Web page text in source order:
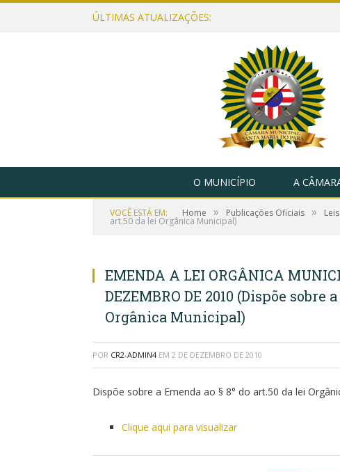
ÚLTIMAS ATUALIZAÇÕES:
O MUNICÍPIO A
VOCÊ ESTÁ EM: Home » Publicações Oficiais » Leis
art.50 da lei Orgânica Municipal)
EMENDA A LEI ORGÂNICA
DEZEMBRO DE 2010 (Dispõe sobre
Orgânica Municipal)
POR CR2-ADMIN4 EM 2 DE DEZEMBRO DE 2010
Dispõe sobre a Emenda ao § 8° do art.50 da lei
Clique aqui para visualizar